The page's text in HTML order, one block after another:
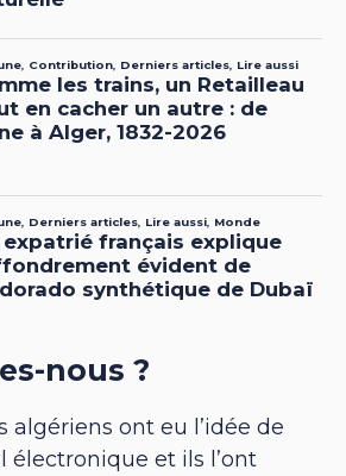
nous ?
algériens ont eu l’idée de
électronique et ils l’ont